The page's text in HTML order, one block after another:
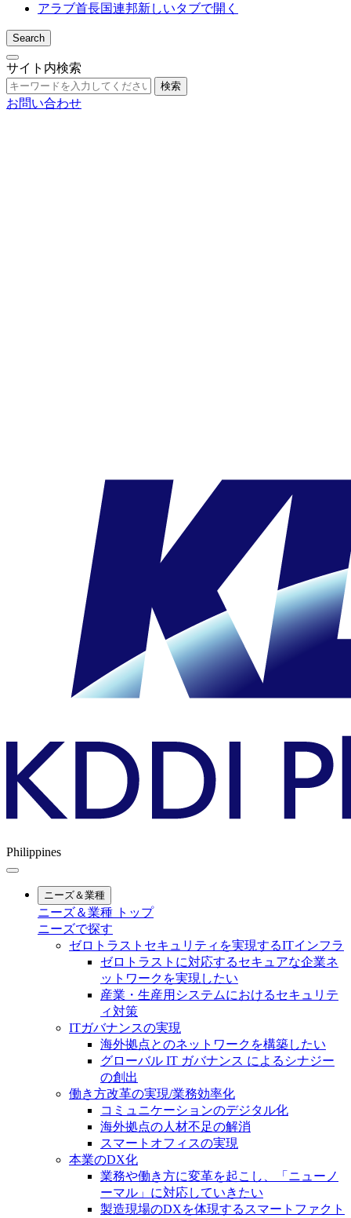
アラブ首長国連邦新しいタブで開く
Search
サイト内検索
検索
お問い合わせ
Philippines
ニーズ＆業種
ニーズ＆業種 トップ
ニーズで探す
ゼロトラストセキュリティを実現するITインフラ
ゼロトラストに対応するセキュアな企業ネ
ットワークを実現したい
産業・生産用システムにおけるセキュリテ
ィ対策
ITガバナンスの実現
海外拠点とのネットワークを構築したい
グローバル IT ガバナンス によるシナジー
の創出
働き方改革の実現/業務効率化
コミュニケーションのデジタル化
海外拠点の人材不足の解消
スマートオフィスの実現
本業のDX化
業務や働き方に変革を起こし、「ニューノ
ーマル」に対応していきたい
製造現場のDXを体現するスマートファクト